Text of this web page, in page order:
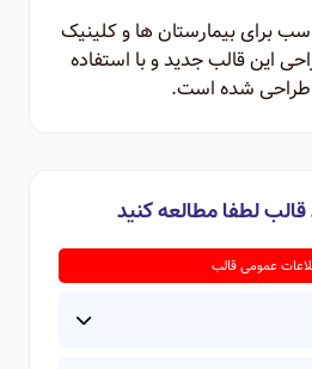
برای بیمارستان ها و کلینیک
طراحی این قالب جدید و با استفاده
لطفا مطالعه کنید
عمومی قالب